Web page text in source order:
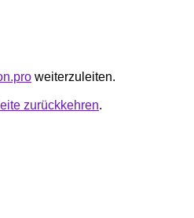
weiterzuleiten.
zurückkehren.